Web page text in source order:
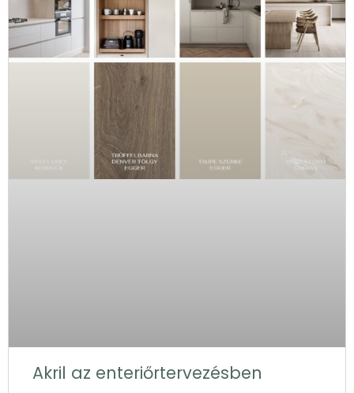
Akril az enteriőrtervezésben